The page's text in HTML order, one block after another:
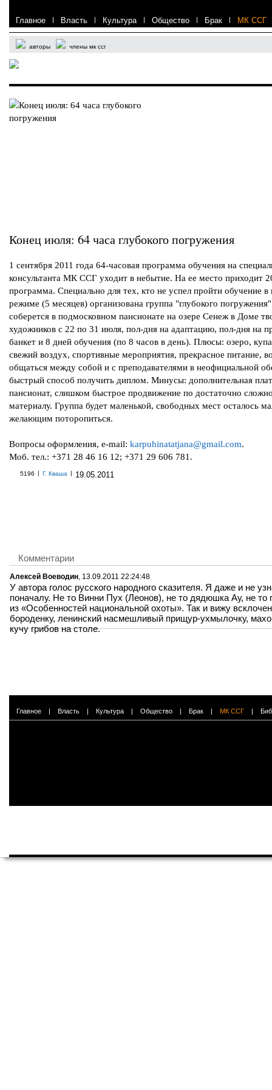
Главное | Власть | Культура | Общество | Брак | МК ССГ
авторы члены мк ссг
Конец июля: 64 часа глубокого погружения
1 сентября 2011 года 64-часовая программа обучения на
консультанта МК ССГ уходит в небытие. На ее место приходит
программа. Специально для тех, кто не успел пройти обучение
режиме (5 месяцев) организована группа "глубокого
соберется в подмосковном пансионате на озере Сенеж в Доме
художников с 22 по 31 июля, пол-дня на адаптацию, пол-дня на
банкет и 8 дней обучения (по 8 часов в день). Плюсы: озеро,
свежий воздух, спортивные мероприятия, прекрасное питание,
общаться между собой и с преподавателями в неофициальной
быстрый способ получить диплом. Минусы: дополнительная
пансионат, слишком быстрое продвижение по достаточно
материалу. Группа будет маленькой, свободных мест осталось
желающим поторопиться.
Вопросы оформления, e-mail: karpuhinatatjana@gmail.com.
Моб. тел.: +371 28 46 16 12; +371 29 606 781.
5196 | Г. Кваша | 19.05.2011
Комментарии
Алексей Воеводин, 13.09.2011 22:24:48
У автора голос русского народного сказителя. Я даже и не
поначалу. Не то Винни Пух (Леонов), не то дядюшка Ау, не то
из «Особенностей национальной охоты». Так и вижу
бороденку, ленинский насмешливый прищур-ухмылочку,
кучу грибов на столе.
Главное | Власть | Культура | Общество | Брак | МК ССГ |